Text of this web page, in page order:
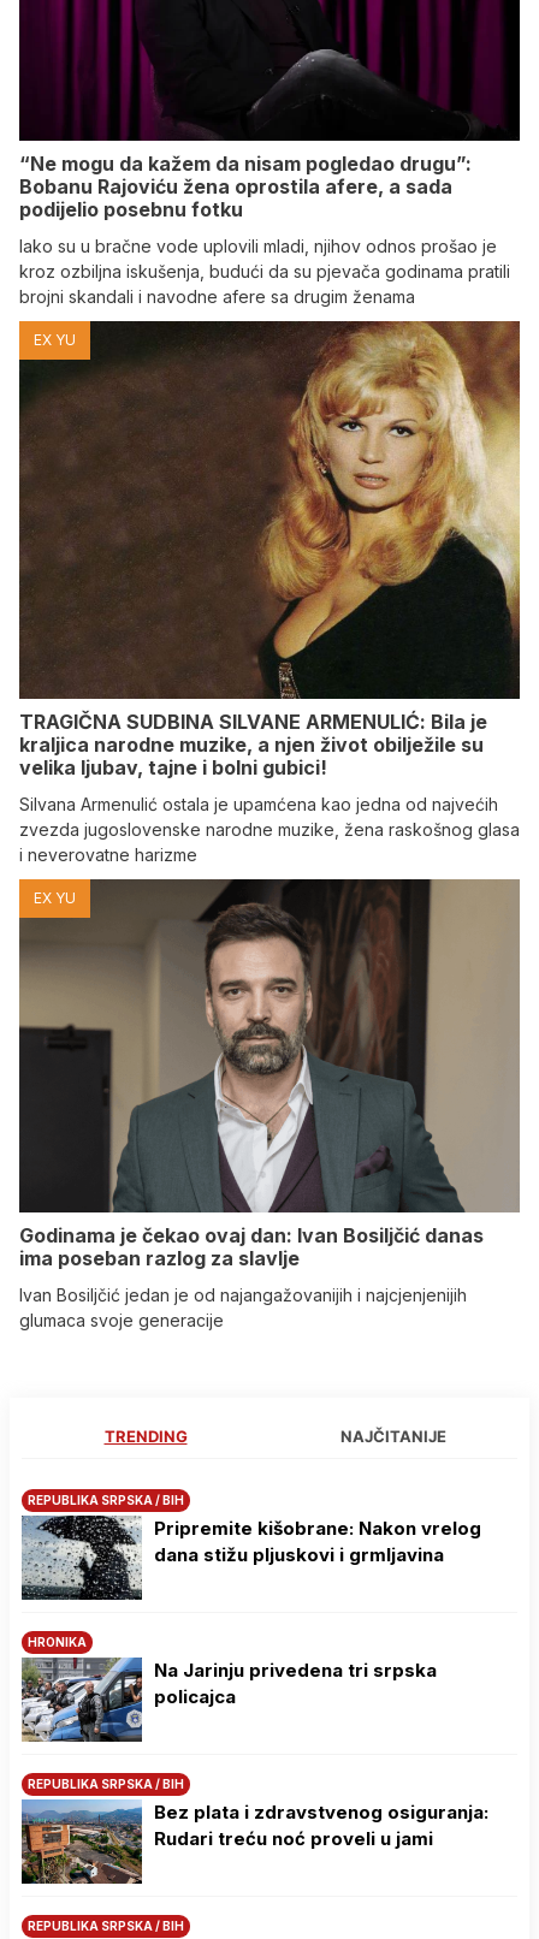
“Ne mogu da kažem da nisam pogledao drugu”:
Bobanu Rajoviću žena oprostila afere, a sada
podijelio posebnu fotku
Iako su u bračne vode uplovili mladi, njihov odnos prošao je
kroz ozbiljna iskušenja, budući da su pjevača godinama pratili
brojni skandali i navodne afere sa drugim ženama
EX YU
TRAGIČNA SUDBINA SILVANE ARMENULIĆ: Bila je
kraljica narodne muzike, a njen život obilježile su
velika ljubav, tajne i bolni gubici!
Silvana Armenulić ostala je upamćena kao jedna od najvećih
zvezda jugoslovenske narodne muzike, žena raskošnog glasa
i neverovatne harizme
EX YU
Godinama je čekao ovaj dan: Ivan Bosiljčić danas
ima poseban razlog za slavlje
Ivan Bosiljčić jedan je od najangažovanijih i najcjenjenijih
glumaca svoje generacije
TRENDING NAJČITANIJE
REPUBLIKA SRPSKA / BIH
Pripremite kišobrane: Nakon vrelog
dana stižu pljuskovi i grmljavina
HRONIKA
Na Јarinju privedena tri srpska
policajca
REPUBLIKA SRPSKA / BIH
Bez plata i zdravstvenog osiguranja:
Rudari treću noć proveli u jami
REPUBLIKA SRPSKA / BIH